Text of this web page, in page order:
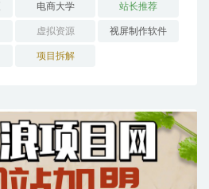
电商大学 站长推荐
虚拟资源 视屏制作软件
项目拆解